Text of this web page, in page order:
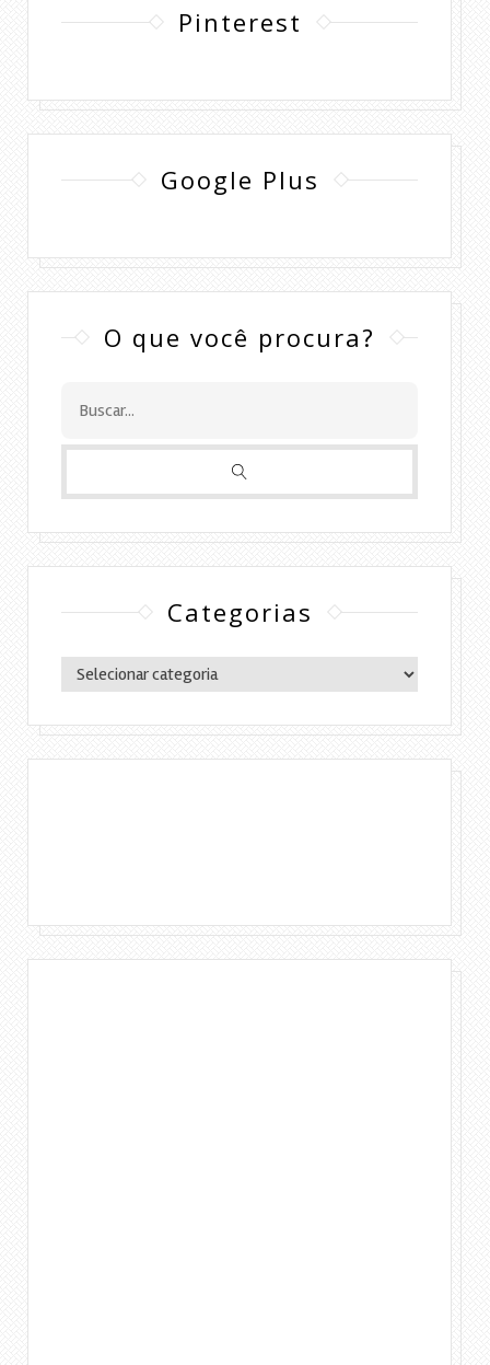
Pinterest
Google Plus
O que você procura?
Categorias
Categorias